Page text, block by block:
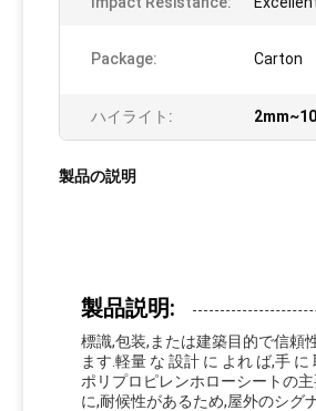
Package: Carton
ハイライト:
製品の説明
製品説明:
標識,包装,または建築目的で信頼
ます.軽量 な 設計 に よれ ば,手
ポリプロピレンホローシートの
に,耐候性があるため,屋外のシグ